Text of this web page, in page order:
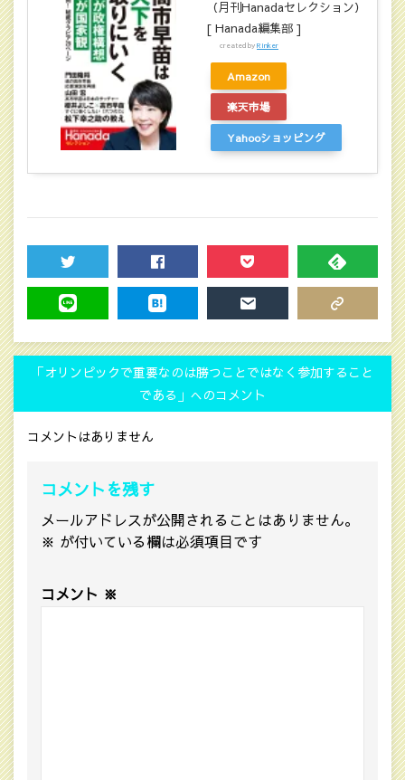
（月刊Hanadaセレクション）
[ Hanada編集部 ]
created byRinker
Amazon
楽天市場
Yahooショッピング
TWEET SHARE POCKET FEEDLY
「オリンピックで重要なのは勝つことではなく参加すること
である」へのコメント
コメントはありません
コメントを残す
メールアドレスが公開されることはありません。
※ が付いている欄は必須項目です
コメント ※